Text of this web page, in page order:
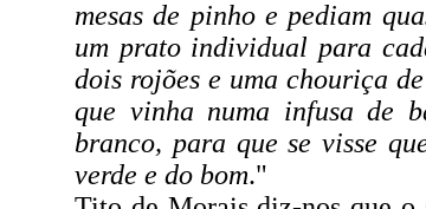
mesas de pinho e pediam
um prato individual para
dois rojões e uma chouriça
que vinha numa infusa de
branco, para que se visse
verde e do bom."